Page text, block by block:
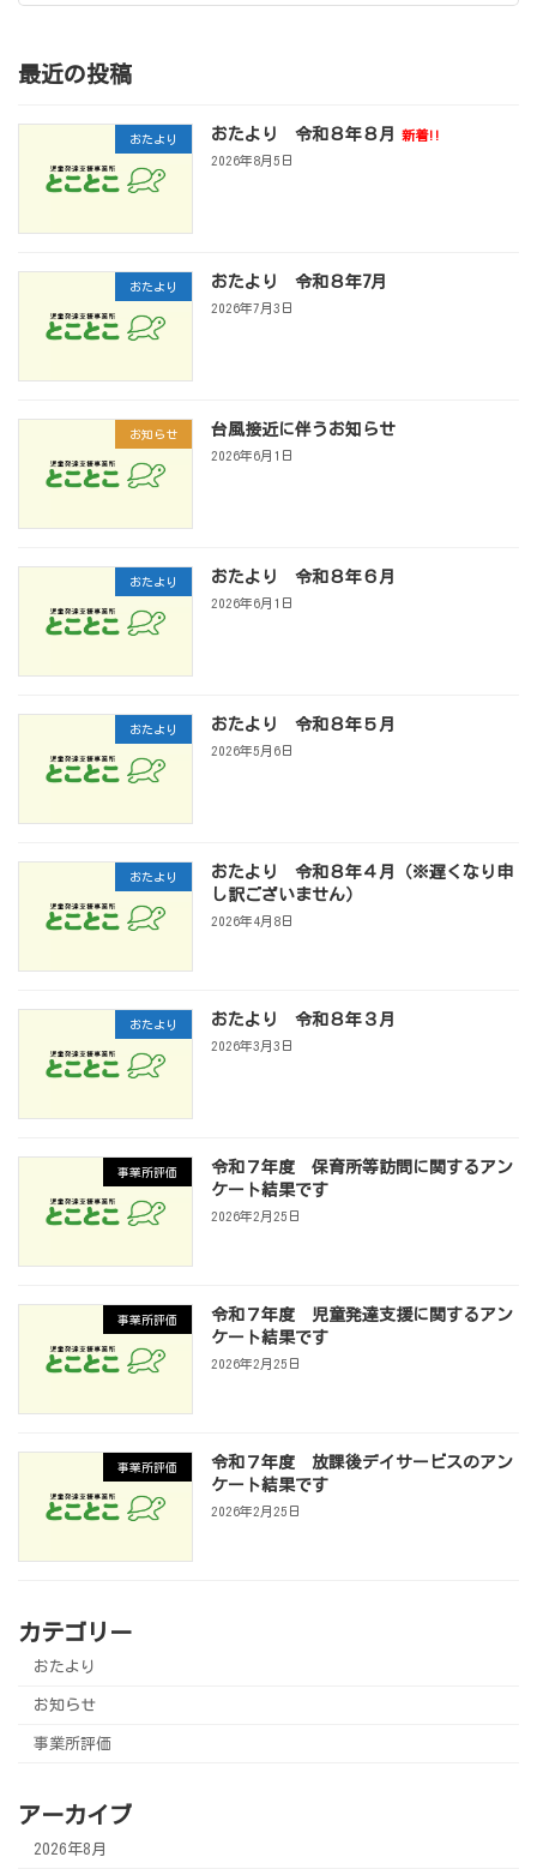
最近の投稿
おたより おたより 令和８年８月
新着!!
2026年8月5日
おたより おたより 令和８年7月
2026年7月3日
お知らせ 台風接近に伴うお知らせ
2026年6月1日
おたより おたより 令和８年６月
2026年6月1日
おたより おたより 令和８年５月
2026年5月6日
おたより
おたより 令和８年４月（※遅くなり申
し訳ございません）
2026年4月8日
おたより おたより 令和８年３月
2026年3月3日
事業所評価
令和７年度 保育所等訪問に関するアン
ケート結果です
2026年2月25日
事業所評価
令和７年度 児童発達支援に関するアン
ケート結果です
2026年2月25日
事業所評価
令和７年度 放課後デイサービスのアン
ケート結果です
2026年2月25日
カテゴリー
おたより
お知らせ
事業所評価
アーカイブ
2026年8月